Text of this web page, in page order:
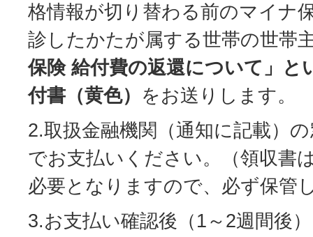
格情報が切り替わる前のマイナ
診したかたが属する世帯の世帯
保険 給付費の返還について」と
付書（黄色） をお送りします。
2.取扱金融機関（通知に記載）
でお支払いください。（領収書
必要となりますので、必ず保管
3.お支払い確認後（1～2週間後